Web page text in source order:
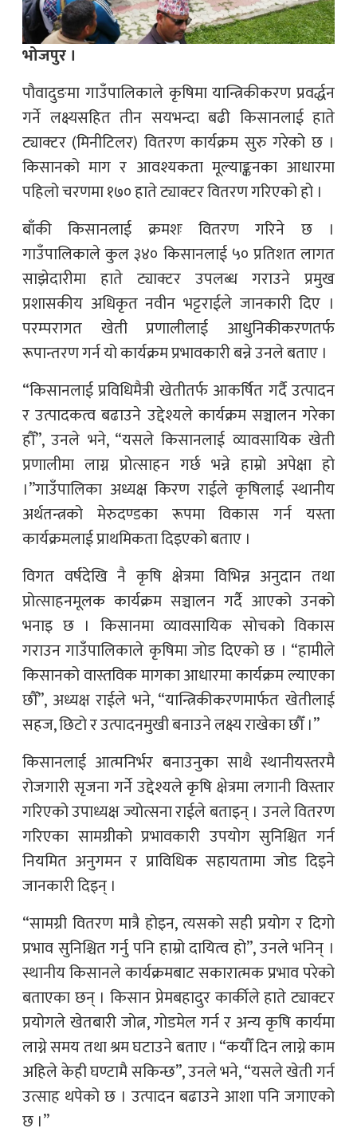
भोजपुर ।
पौवादुङमा गाउँपालिकाले कृषिमा यान्त्रिकीकरण प्रवर्द्धन
गर्ने लक्ष्यसहित तीन सयभन्दा बढी किसानलाई हाते
ट्याक्टर (मिनीटिलर) वितरण कार्यक्रम सुरु गरेको छ ।
किसानको माग र आवश्यकता मूल्याङ्कनका आधारमा
पहिलो चरणमा १७० हाते ट्याक्टर वितरण गरिएको हो ।
बाँकी किसानलाई क्रमशः वितरण गरिने छ ।
गाउँपालिकाले कुल ३४० किसानलाई ५० प्रतिशत लागत
साझेदारीमा हाते ट्याक्टर उपलब्ध गराउने प्रमुख
प्रशासकीय अधिकृत नवीन भट्टराईले जानकारी दिए ।
परम्परागत खेती प्रणालीलाई आधुनिकीकरणतर्फ
रूपान्तरण गर्न यो कार्यक्रम प्रभावकारी बन्ने उनले बताए ।
“किसानलाई प्रविधिमैत्री खेतीतर्फ आकर्षित गर्दै उत्पादन
र उत्पादकत्व बढाउने उद्देश्यले कार्यक्रम सञ्चालन गरेका
हौँ”, उनले भने, “यसले किसानलाई व्यावसायिक खेती
प्रणालीमा लाग्न प्रोत्साहन गर्छ भन्ने हाम्रो अपेक्षा हो
।”गाउँपालिका अध्यक्ष किरण राईले कृषिलाई स्थानीय
अर्थतन्त्रको मेरुदण्डका रूपमा विकास गर्न यस्ता
कार्यक्रमलाई प्राथमिकता दिइएको बताए ।
विगत वर्षदेखि नै कृषि क्षेत्रमा विभिन्न अनुदान तथा
प्रोत्साहनमूलक कार्यक्रम सञ्चालन गर्दै आएको उनको
भनाइ छ । किसानमा व्यावसायिक सोचको विकास
गराउन गाउँपालिकाले कृषिमा जोड दिएको छ । “हामीले
किसानको वास्तविक मागका आधारमा कार्यक्रम ल्याएका
छौँ”, अध्यक्ष राईले भने, “यान्त्रिकीकरणमार्फत खेतीलाई
सहज, छिटो र उत्पादनमुखी बनाउने लक्ष्य राखेका छौँ ।”
किसानलाई आत्मनिर्भर बनाउनुका साथै स्थानीयस्तरमै
रोजगारी सृजना गर्ने उद्देश्यले कृषि क्षेत्रमा लगानी विस्तार
गरिएको उपाध्यक्ष ज्योत्सना राईले बताइन् । उनले वितरण
गरिएका सामग्रीको प्रभावकारी उपयोग सुनिश्चित गर्न
नियमित अनुगमन र प्राविधिक सहायतामा जोड दिइने
जानकारी दिइन् ।
“सामग्री वितरण मात्रै होइन, त्यसको सही प्रयोग र दिगो
प्रभाव सुनिश्चित गर्नु पनि हाम्रो दायित्व हो”, उनले भनिन् ।
स्थानीय किसानले कार्यक्रमबाट सकारात्मक प्रभाव परेको
बताएका छन् । किसान प्रेमबहादुर कार्कीले हाते ट्याक्टर
प्रयोगले खेतबारी जोत्न, गोडमेल गर्न र अन्य कृषि कार्यमा
लाग्ने समय तथा श्रम घटाउने बताए । “कयौँ दिन लाग्ने काम
अहिले केही घण्टामै सकिन्छ”, उनले भने, “यसले खेती गर्न
उत्साह थपेको छ । उत्पादन बढाउने आशा पनि जगाएको
छ ।”